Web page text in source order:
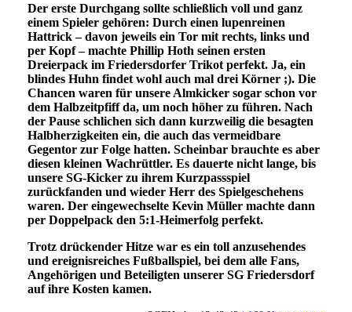
Der erste Durchgang sollte schließlich voll und ganz
einem Spieler gehören: Durch einen lupenreinen
Hattrick – davon jeweils ein Tor mit rechts, links und
per Kopf – machte Phillip Hoth seinen ersten
Dreierpack im Friedersdorfer Trikot perfekt. Ja, ein
blindes Huhn findet wohl auch mal drei Körner ;). Die
Chancen waren für unsere Almkicker sogar schon vor
dem Halbzeitpfiff da, um noch höher zu führen. Nach
der Pause schlichen sich dann kurzweilig die besagten
Halbherzigkeiten ein, die auch das vermeidbare
Gegentor zur Folge hatten. Scheinbar brauchte es aber
diesen kleinen Wachrüttler. Es dauerte nicht lange, bis
unsere SG-Kicker zu ihrem Kurzpassspiel
zurückfanden und wieder Herr des Spielgeschehens
waren. Der eingewechselte Kevin Müller machte dann
per Doppelpack den 5:1-Heimerfolg perfekt.
Trotz drückender Hitze war es ein toll anzusehendes
und ereignisreiches Fußballspiel, bei dem alle Fans,
Angehörigen und Beteiligten unserer SG Friedersdorf
auf ihre Kosten kamen.